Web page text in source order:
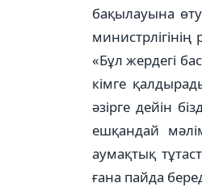
бақы­лауына
«Бұл жердегі
кім­ге
әзірге де­йін
ешқандай
аумақтық
ғана пайда